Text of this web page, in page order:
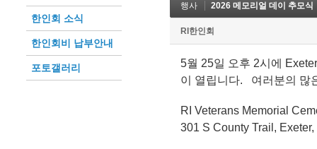
한인회 소식
한인회비 납부안내
포토갤러리
행사 2026 메모리얼 데이 추모식
RI한인회
5월 25일 오후 2시에
이 열립니다. 여러분의 많
RI Veterans Memorial
301 S County Trail, Exeter,